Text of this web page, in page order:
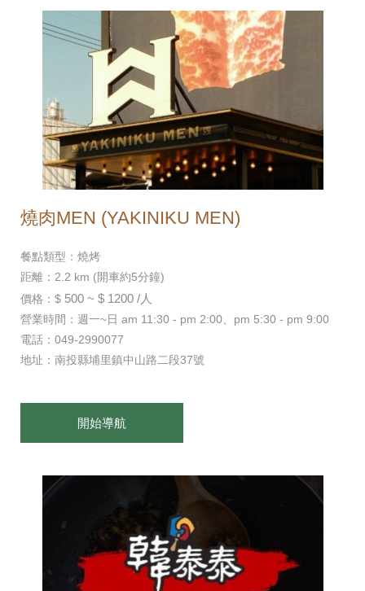
燒肉MEN (YAKINIKU MEN)
餐點類型：燒烤
距離：2.2 km (開車約5分鐘)
價格：$ 500 ~ $ 1200 /人
營業時間：週一~日 am 11:30 - pm 2:00、pm 5:30 - pm 9:00
電話：049-2990077
地址：南投縣埔里鎮中山路二段37號
開始導航